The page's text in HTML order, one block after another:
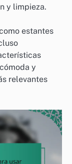
y limpieza.
estantes
y
relevantes